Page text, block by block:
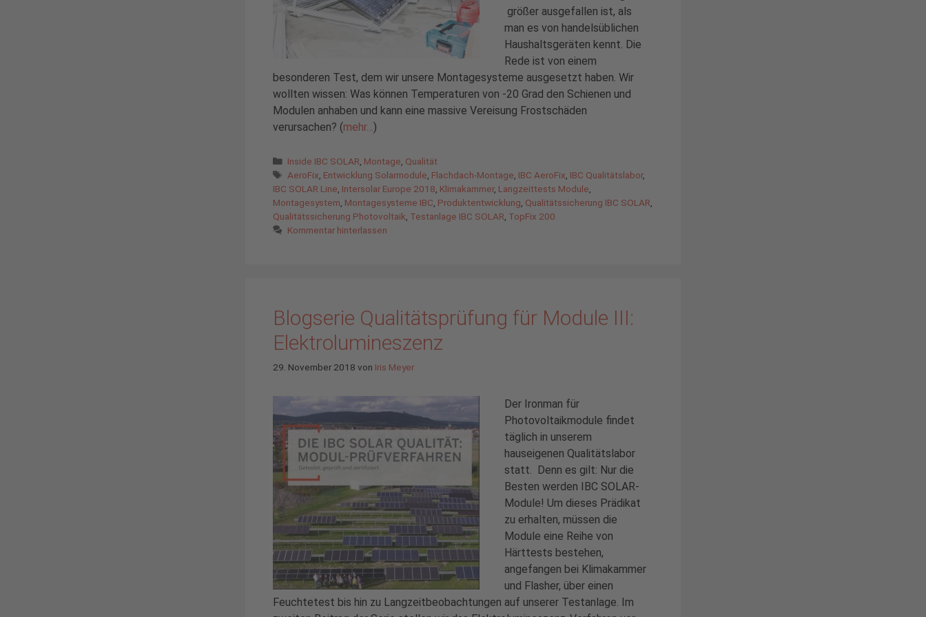
größer ausgefallen ist, als
man es von handelsüblichen
Haushaltsgeräten kennt. Die
Rede ist von einem
besonderen Test, dem wir unsere Montagesysteme ausgesetzt haben. Wir
wollten wissen: Was können Temperaturen von -20 Grad den Schienen und
Modulen anhaben und kann eine massive Vereisung Frostschäden
verursachen? (mehr… )
Kategorien
Inside IBC SOLAR Montage Qualität
Schlagwörter
AeroFix Entwicklung Solarmodule Flachdach-Montage IBC AeroFix IBC Qualitätslabor,
IBC SOLAR Line Intersolar Europe 2018 Klimakammer, Langzeittests Module
Montagesystem Montagesysteme IBC Produktentwicklung Qualitätssicherung IBC SOLAR
Qualitätssicherung Photovoltaik Testanlage IBC SOLAR TopFix 200
Kommentar hinterlassen
Blogserie Qualitätsprüfung für Module III:
Elektrolumineszenz
29. November 2018 von Iris Meyer
Der Ironman für
Photovoltaikmodule findet
täglich in unserem
hauseigenen Qualitätslabor
statt. Denn es gilt: Nur die
Besten werden IBC SOLAR-
Module! Um dieses Prädikat
zu erhalten, müssen die
Module eine Reihe von
Härttests bestehen,
angefangen bei Klimakammer
und Flasher, über einen
Feuchtetest bis hin zu Langzeitbeobachtungen auf unserer Testanlage. Im